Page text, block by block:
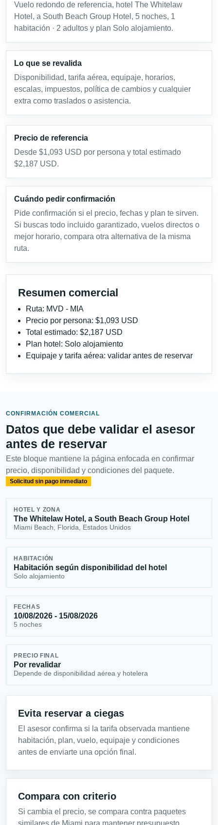
Vuelo redondo de referencia, hotel The Whitelaw
Hotel, a South Beach Group Hotel, 5 noches, 1
habitación · 2 adultos y plan Solo alojamiento.
Lo que se revalida
Disponibilidad, tarifa aérea, equipaje, horarios,
escalas, impuestos, política de cambios y cualquier
extra como traslados o asistencia.
Precio de referencia
Desde $1,093 USD por persona y total estimado
$2,187 USD.
Cuándo pedir confirmación
Pide confirmación si el precio, fechas y plan te sirven.
Si buscas todo incluido garantizado, vuelos directos o
mejor horario, compara otra alternativa de la misma
ruta.
Resumen comercial
Ruta: MVD - MIA
Precio por persona: $1,093 USD
Total estimado: $2,187 USD
Plan hotel: Solo alojamiento
Equipaje y tarifa aérea: validar antes de reservar
CONFIRMACIÓN COMERCIAL
Datos que debe validar el asesor
antes de reservar
Este bloque mantiene la página enfocada en confirmar
precio, disponibilidad y condiciones del paquete.
Solicitud sin pago inmediato
HOTEL Y ZONA
The Whitelaw Hotel, a South Beach Group Hotel
Miami Beach, Florida, Estados Unidos
HABITACIÓN
Habitación según disponibilidad del hotel
Solo alojamiento
FECHAS
10/08/2026 - 15/08/2026
5 noches
PRECIO FINAL
Por revalidar
Depende de disponibilidad aérea y hotelera
Evita reservar a ciegas
El asesor confirma si la tarifa observada mantiene
habitación, plan, vuelo, equipaje y condiciones
antes de enviarte una opción final.
Compara con criterio
Si cambia el precio, se compara contra paquetes
similares de Miami para mantener presupuesto,